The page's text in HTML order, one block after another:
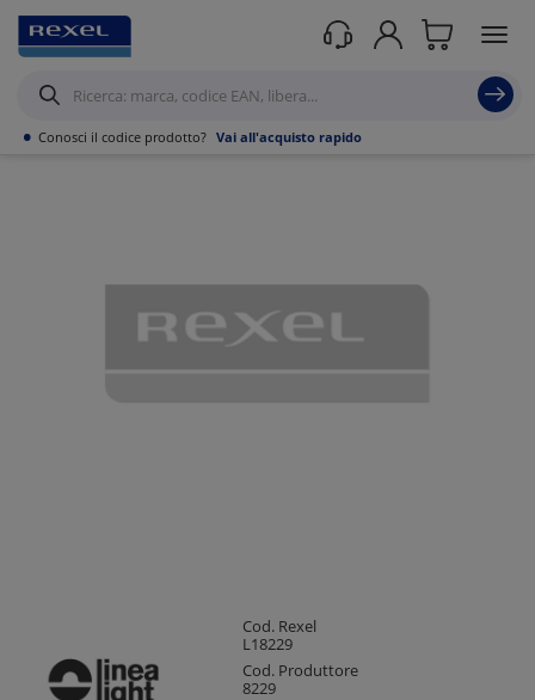
• Conosci il codice prodotto? Vai all'acquisto rapido
Prodotti /Illuminazione Accessoristica per l'illuminazione/Alimentatori per
Lampade Led/
Cod. Rexel
L18229
Cod. Produttore
8229